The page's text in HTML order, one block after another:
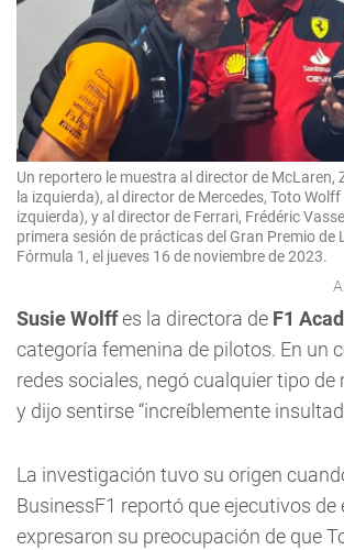
Un reportero le muestra al director de McLaren,
la izquierda), al director de Mercedes, Toto
izquierda), y al director de Ferrari, Frédéric
primera sesión de prácticas del Gran Premio de
Fórmula 1, el jueves 16 de noviembre de 2023.
Susie Wolffes la directora de F1
categoría femenina de pilotos. En un
redes sociales, negó cualquier tipo
y dijo sentirse “increíblemente
La investigación tuvo su origen
BusinessF1 reportó que ejecutivos de
expresaron su preocupación de que